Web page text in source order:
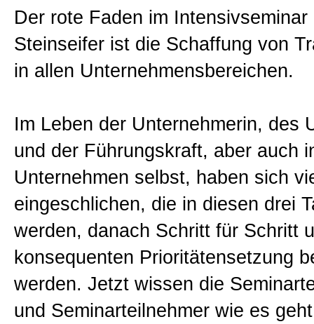
Sitemap
Impressum und
Der rote Faden im Intensivseminar
Steinseifer ist die Schaffung von
in allen Unternehmensbereichen.
Im Leben der Unternehmerin, des
und der Führungskraft, aber auch
Unternehmen selbst, haben sich
eingeschlichen, die in diesen drei
werden, danach Schritt für Schritt
konsequenten Prioritätensetzung
werden. Jetzt wissen die
und Seminarteilnehmer wie es